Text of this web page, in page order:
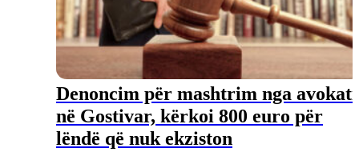
Denoncim për mashtrim nga avokati
në Gostivar, kërkoi 800 euro për
lëndë që nuk ekziston